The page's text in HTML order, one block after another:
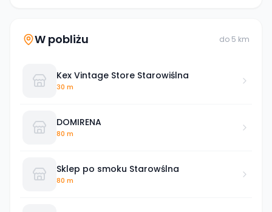
W pobliżu do 5 km
Kex Vintage Store Starowiślna
30 m
DOMIRENA
80 m
Sklep po smoku Starowślna
80 m